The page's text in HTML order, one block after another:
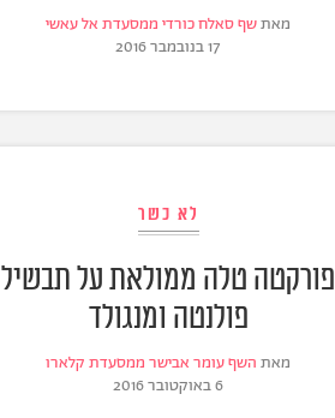
מאתשף סאלח כורדי ממסעדת אל עאשי
17 בנובמבר 2016
לא כשר
פורקטה טלה ממולאת על תבשיל
פולנטה ומנגולד
מאת השף עומר אבישר ממסעדת קלארו
6 באוקטובר 2016